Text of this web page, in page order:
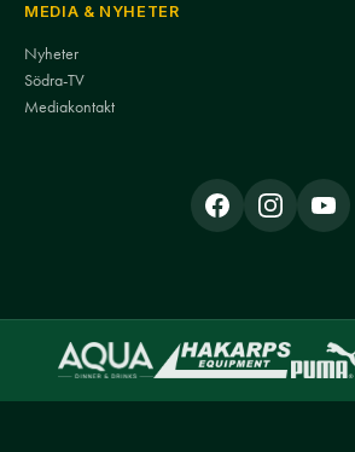
MEDIA & NYHETER
Nyheter
Södra-TV
Mediakontakt